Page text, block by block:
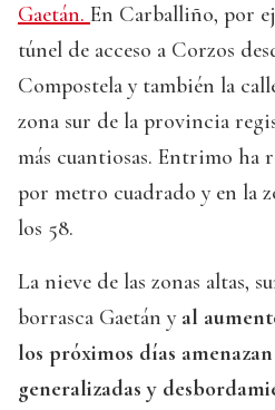
Gaetán. En Carballiño, por
túnel de acceso a Corzos
Compostela y también la
zona sur de la provincia
más cuantiosas. Entrimo ha
por metro cuadrado y en la
los 58.
La nieve de las zonas altas,
borrasca Gaetán yal
los próximos días
generalizadas y